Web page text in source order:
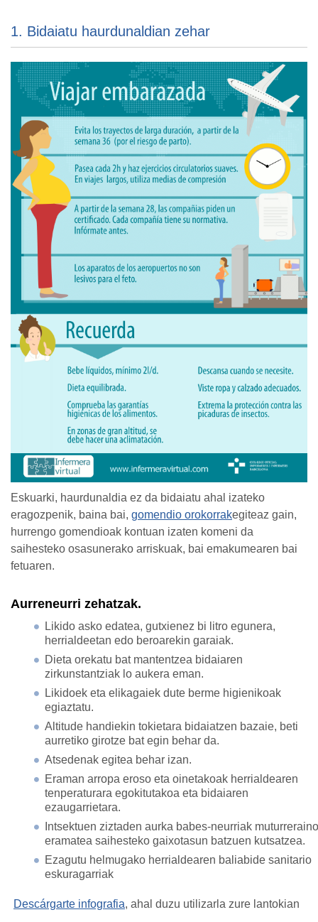
1. Bidaiatu haurdunaldian zehar
Eskuarki, haurdunaldia ez da bidaiatu ahal izateko
eragozpenik, baina bai, gomendio orokorrakegiteaz gain,
hurrengo gomendioak kontuan izaten komeni da
saihesteko osasunerako arriskuak, bai emakumearen bai
fetuaren.
Aurreneurri zehatzak.
Likido asko edatea, gutxienez bi litro egunera,
herrialdeetan edo beroarekin garaiak.
Dieta orekatu bat mantentzea bidaiaren
zirkunstantziak lo aukera eman.
Likidoek eta elikagaiek dute berme higienikoak
egiaztatu.
Altitude handiekin tokietara bidaiatzen bazaie, beti
aurretiko girotze bat egin behar da.
Atsedenak egitea behar izan.
Eraman arropa eroso eta oinetakoak herrialdearen
tenperaturara egokitutakoa eta bidaiaren
ezaugarrietara.
Intsektuen ziztaden aurka babes-neurriak muturreraino
eramatea saihesteko gaixotasun batzuen kutsatzea.
Ezagutu helmugako herrialdearen baliabide sanitario
eskuragarriak
Descárgarte infografia, ahal duzu utilizarla zure lantokian